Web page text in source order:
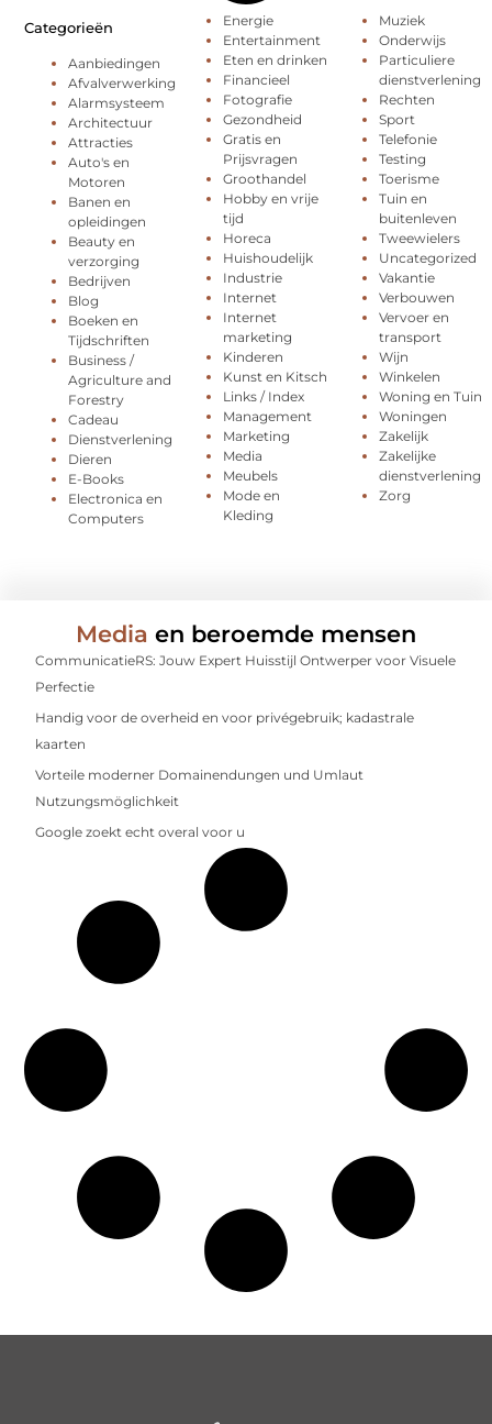
Categorieën
Aanbiedingen
Afvalverwerking
Alarmsysteem
Architectuur
Attracties
Auto's en
Motoren
Banen en
opleidingen
Beauty en
verzorging
Bedrijven
Blog
Boeken en
Tijdschriften
Business /
Agriculture and
Forestry
Cadeau
Dienstverlening
Dieren
E-Books
Electronica en
Computers
Energie
Entertainment
Eten en drinken
Financieel
Fotografie
Gezondheid
Gratis en
Prijsvragen
Groothandel
Hobby en vrije
tijd
Horeca
Huishoudelijk
Industrie
Internet
Internet
marketing
Kinderen
Kunst en Kitsch
Links / Index
Management
Marketing
Media
Meubels
Mode en
Kleding
Muziek
Onderwijs
Particuliere
dienstverlening
Rechten
Sport
Telefonie
Testing
Toerisme
Tuin en
buitenleven
Tweewielers
Uncategorized
Vakantie
Verbouwen
Vervoer en
transport
Wijn
Winkelen
Woning en Tuin
Woningen
Zakelijk
Zakelijke
dienstverlening
Zorg
Media en beroemde mensen
CommunicatieRS: Jouw Expert Huisstijl Ontwerper voor Visuele
Perfectie
Handig voor de overheid en voor privégebruik; kadastrale
kaarten
Vorteile moderner Domainendungen und Umlaut
Nutzungsmöglichkeit
Google zoekt echt overal voor u